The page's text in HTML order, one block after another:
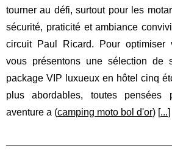
tourner au défi, surtout pour les
sécurité, praticité et ambiance
circuit Paul Ricard. Pour optimiser
vous présentons une sélection de
package VIP luxueux en hôtel cinq
plus abordables, toutes pensées
aventure a (camping moto bol d'or) [...]